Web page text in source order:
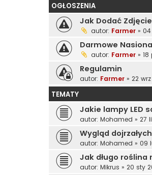
OGŁOSZENIA
Jak Dodać
autor: Farmer » 04
Darmowe
autor: Farmer » 18
Regulamin
autor: Farmer » 22 wrz
TEMATY
Jakie lampy LED
autor: Mohamed » 27
Wygląd
autor: Mohamed » 09
Jak długo
autor: Mikrus » 20 sty